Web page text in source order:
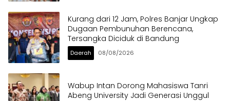
Kurang dari 12 Jam, Polres Banjar Ungkap
Dugaan Pembunuhan Berencana,
Tersangka Diciduk di Bandung
Daerah 08/08/2026
Wabup Intan Dorong Mahasiswa Tanri
Abeng University Jadi Generasi Unggul